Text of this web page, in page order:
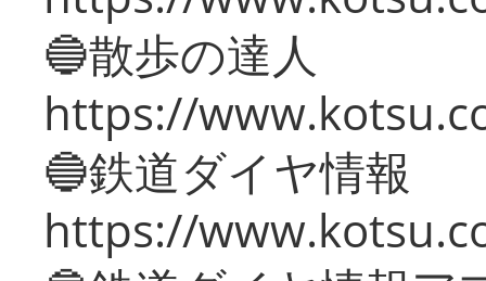
🔵散歩の達人
https://
🔵鉄道ダイヤ情報
https://